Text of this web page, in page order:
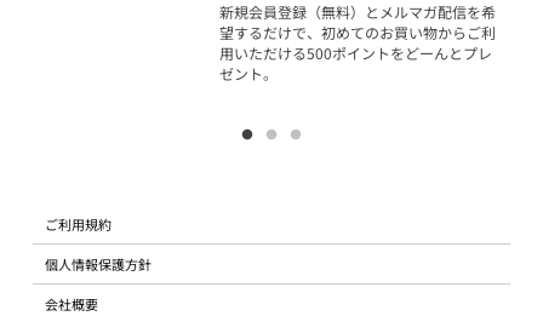
新規会員登録（無料）とメルマガ配信を希
望するだけで、初めてのお買い物からご利
用いただける500ポイントをどーんとプレ
ゼント。
ご利用規約
個人情報保護方針
会社概要